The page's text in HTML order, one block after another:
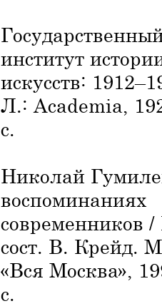
институт
искусств:
Л.: Academia,
с.
Николай
воспоминаниях
современников /
сост. В. Крейд.
«Вся Москва»,
с.